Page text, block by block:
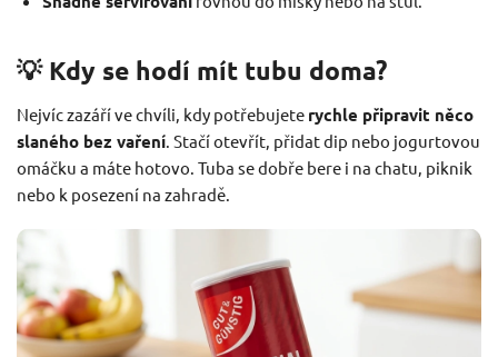
💡 Kdy se hodí mít tubu doma?
Nejvíc zazáří ve chvíli, kdy potřebujete rychle připravit něco
slaného bez vaření . Stačí otevřít, přidat dip nebo jogurtovou
omáčku a máte hotovo. Tuba se dobře bere i na chatu, piknik
nebo k posezení na zahradě.